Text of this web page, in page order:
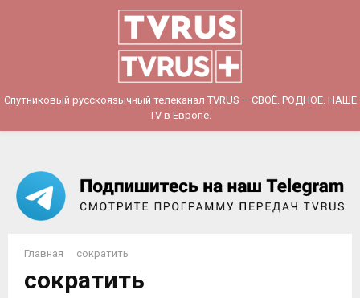
Спутниковый русскоязычный телеканал TVRUS – СВОЁ. РОДНОЕ. НАШЕ
TV в Европе.
Главная сократить
сократить